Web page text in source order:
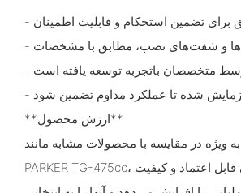
**ارزش محصول**
ویژه در مقایسه با محصولات مشابه مانند
PARKER TG-475cc، ارزش هزینه-عملکرد بسیار خوبی را ارائه می‌دهند. طراحی قابل اعتماد و کیفیت